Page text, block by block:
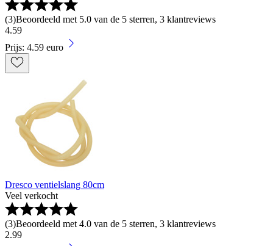
(3)Beoordeeld met 5.0 van de 5 sterren, 3 klantreviews
4.59
Prijs: 4.59 euro
Dresco ventielslang 80cm
Veel verkocht
(3)Beoordeeld met 4.0 van de 5 sterren, 3 klantreviews
2.99